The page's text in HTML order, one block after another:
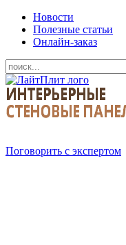
Новости
Полезные статьи
Онлайн-заказ
Поговорить с экспертом